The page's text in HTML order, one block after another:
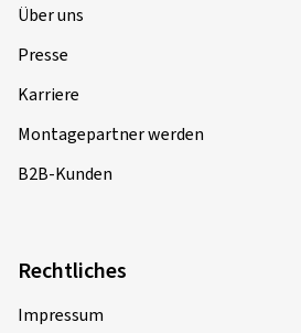
Über uns
Presse
Karriere
Montagepartner werden
B2B-Kunden
Rechtliches
Impressum